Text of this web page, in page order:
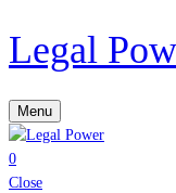
Legal
Menu
0
Close